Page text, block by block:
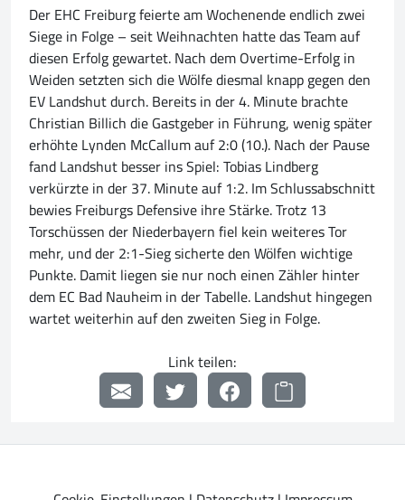
Der EHC Freiburg feierte am Wochenende endlich zwei
Siege in Folge – seit Weihnachten hatte das Team auf
diesen Erfolg gewartet. Nach dem Overtime-Erfolg in
Weiden setzten sich die Wölfe diesmal knapp gegen den
EV Landshut durch. Bereits in der 4. Minute brachte
Christian Billich die Gastgeber in Führung, wenig später
erhöhte Lynden McCallum auf 2:0 (10.). Nach der Pause
fand Landshut besser ins Spiel: Tobias Lindberg
verkürzte in der 37. Minute auf 1:2. Im Schlussabschnitt
bewies Freiburgs Defensive ihre Stärke. Trotz 13
Torschüssen der Niederbayern fiel kein weiteres Tor
mehr, und der 2:1-Sieg sicherte den Wölfen wichtige
Punkte. Damit liegen sie nur noch einen Zähler hinter
dem EC Bad Nauheim in der Tabelle. Landshut hingegen
wartet weiterhin auf den zweiten Sieg in Folge.
Link teilen: